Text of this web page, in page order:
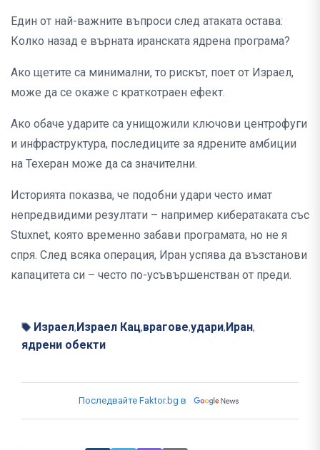
Един от най-важните въпроси след атаката остава:
Колко назад е върната иранската ядрена програма?
Ако щетите са минимални, то рискът, поет от Израел,
може да се окаже с краткотраен ефект.
Ако обаче ударите са унищожили ключови центрофуги
и инфраструктура, последиците за ядрените амбиции
на Техеран може да са значителни.
Историята показва, че подобни удари често имат
непредвидими резултати – например кибератаката със
Stuxnet, която временно забави програмата, но не я
спря. След всяка операция, Иран успява да възстанови
капацитета си – често по-усъвършенстван от преди.
Израел, Израел Кац,врагове,удари, Иран,
ядрени обекти
Последвайте Faktor.bg в